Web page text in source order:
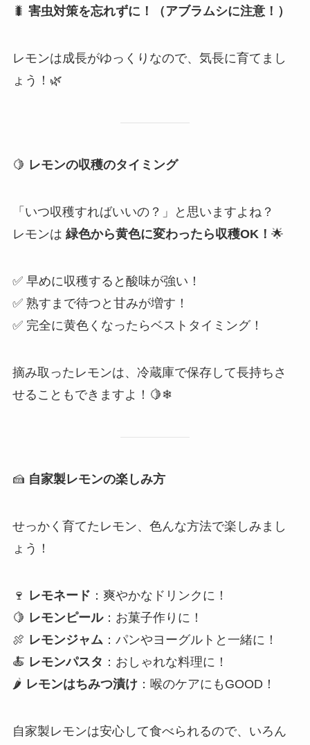
🐛 害虫対策を忘れずに！（アブラムシに注意！）
レモンは成長がゆっくりなので、気長に育てまし
ょう！🌿
🍋 レモンの収穫のタイミング
「いつ収穫すればいいの？」と思いますよね？
レモンは 緑色から黄色に変わったら収穫OK！ 🌟
✅ 早めに収穫すると酸味が強い！
✅ 熟すまで待つと甘みが増す！
✅ 完全に黄色くなったらベストタイミング！
摘み取ったレモンは、冷蔵庫で保存して長持ちさ
せることもできますよ！🍋❄
🍰 自家製レモンの楽しみ方
せっかく育てたレモン、色んな方法で楽しみまし
ょう！
🍷 レモネード ：爽やかなドリンクに！
🍋 レモンピール：お菓子作りに！
🍖 レモンジャム：パンやヨーグルトと一緒に！
🍝 レモンパスタ ：おしゃれな料理に！
🌶 レモンはちみつ漬け：喉のケアにもGOOD！
自家製レモンは安心して食べられるので、いろん